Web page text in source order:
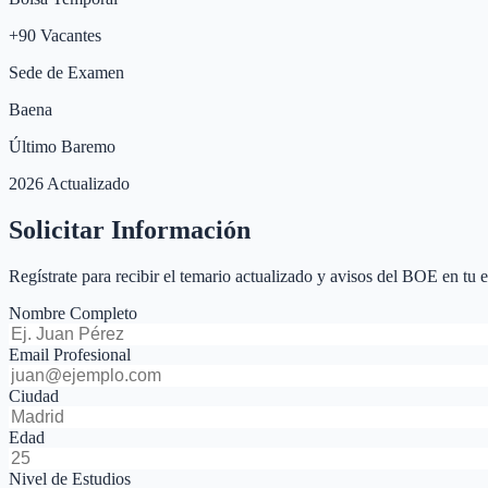
+90 Vacantes
Sede de Examen
Baena
Último Baremo
2026 Actualizado
Solicitar Información
Regístrate para recibir el temario actualizado y avisos del BOE en tu
Nombre Completo
Email Profesional
Ciudad
Edad
Nivel de Estudios